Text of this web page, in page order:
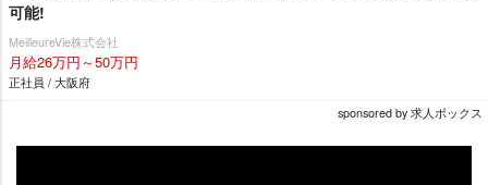
可能!
MeilleureVie株式会社
月給26万円～50万円
正社員 / 大阪府
sponsored by 求人ボックス